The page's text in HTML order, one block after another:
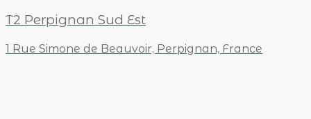
T2 Perpignan Sud Est
1 Rue Simone de Beauvoir, Perpignan, France